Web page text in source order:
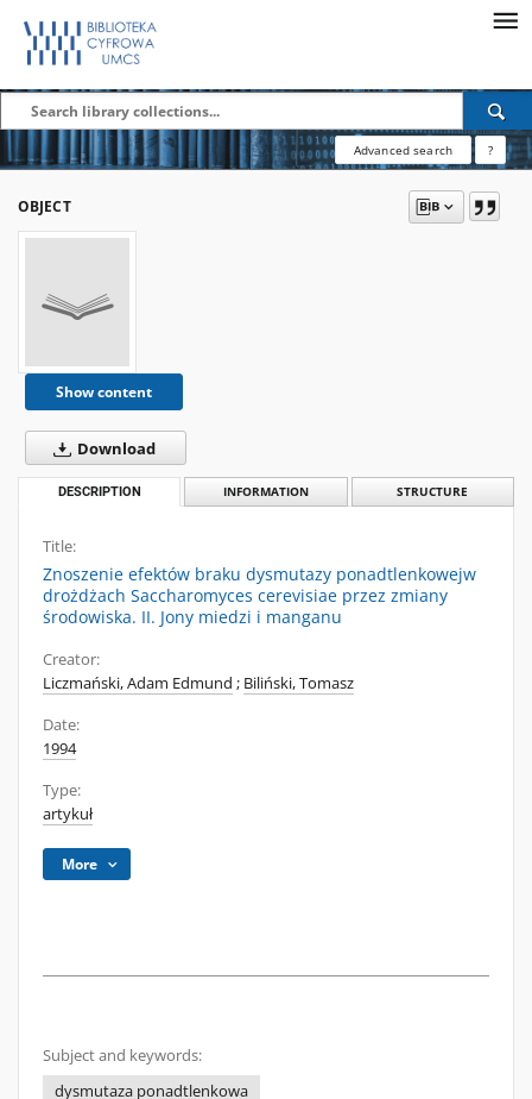
Advanced search ?
OBJECT
Show content
Download
DESCRIPTION INFORMATION STRUCTURE
Title:
Znoszenie efektów braku dysmutazy ponadtlenkowejw
drożdżach Saccharomyces cerevisiae przez zmiany
środowiska. II. Jony miedzi i manganu
Creator:
Liczmański, Adam Edmund ; Biliński, Tomasz
Date:
1994
Type:
artykuł
More
Subject and keywords:
dysmutaza ponadtlenkowa